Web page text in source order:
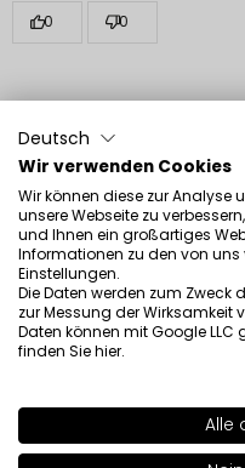
SHADE 55
0
0
Siehe auch
Deutsch
Wir verwenden Cookies
Wir können diese zur Analyse
unsere Webseite zu
und Ihnen ein großartiges
Informationen zu den von uns
Einstellungen.
Die Daten werden zum Zweck
zur Messung der Wirksamkeit
Daten können mit Google LLC
finden Siehier.
Alle